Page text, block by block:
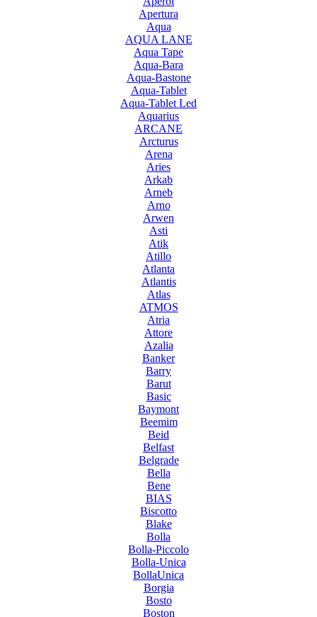
Apertura
Aqua
AQUA LANE
Aqua Tape
Aqua-Bara
Aqua-Bastone
Aqua-Tablet
Aqua-Tablet Led
Aquarius
ARCANE
Arcturus
Arena
Aries
Arkab
Arneb
Arno
Arwen
Asti
Atik
Atillo
Atlanta
Atlantis
Atlas
ATMOS
Atria
Attore
Azalia
Banker
Barry
Barut
Basic
Baymont
Beemim
Beid
Belfast
Belgrade
Bella
Bene
BIAS
Biscotto
Blake
Bolla
Bolla-Piccolo
Bolla-Unica
BollaUnica
Borgia
Bosto
Boston